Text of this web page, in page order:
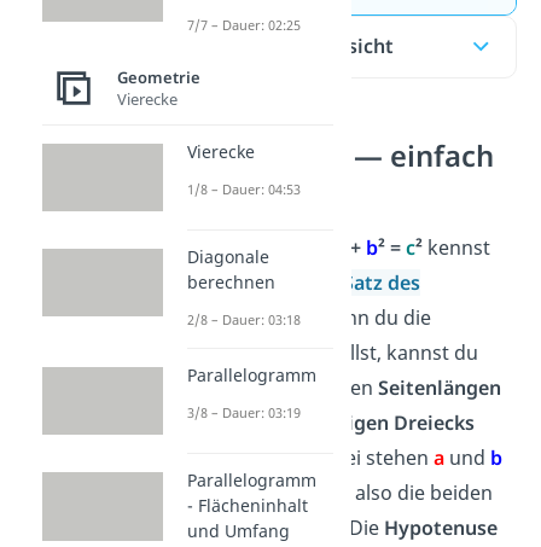
Inhaltsübersicht
a² + b² = c² — einfach
erklärt
Die Gleichung ² + b² =c²kennst
du auch als den
Satz des
Pythagoras.
Wenn du die
Gleichung umstellst, kannst du
damit die einzelnen Seitenlängen
einesrechtwinkligen Dreiecks
berechnen. Dabei stehen aund b
für dieKatheten
, also die beiden
kürzeren Seiten. Die Hypotenuse
7/7 – Dauer: 02:25
Geometrie
Vierecke
Vierecke
1/8 – Dauer: 04:53
Diagonale
berechnen
2/8 – Dauer: 03:18
Parallelogramm
3/8 – Dauer: 03:19
Parallelogramm
- Flächeninhalt
und Umfang